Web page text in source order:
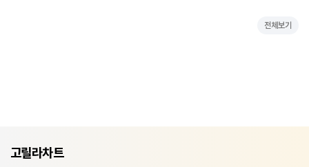
전체보기
고릴라차트